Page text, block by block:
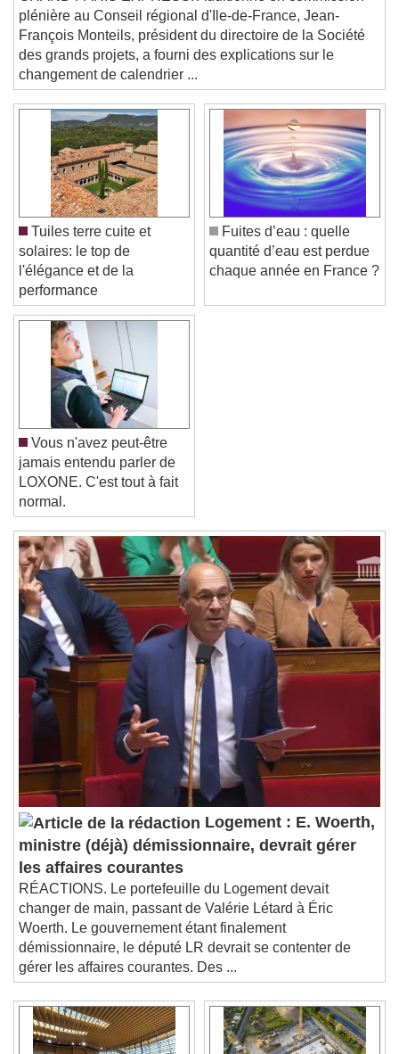
Text
Color Opacity
Text Background
Color
Caption Area Background
Color
Font Size
Text Edge Style
Font Family
Reset
Done
Close Modal Dialog
End of dialog window.
GRAND PARIS EXPRESS. Auditionné en commission
plénière au Conseil régional d'Ile-de-France, Jean-
François Monteils, président du directoire de la Société
des grands projets, a fourni des explications sur le
changement de calendrier ...
Tuiles terre cuite et
solaires: le top de
l'élégance et de la
performance
Fuites d’eau : quelle
quantité d’eau est perdue
Vous n'avez peut-être
jamais entendu parler de
LOXONE. C'est tout à fait
normal.
Logement : E. Woerth,
ministre (déjà) démissionnaire, devrait gérer
les affaires courantes
RÉACTIONS. Le portefeuille du Logement devait
changer de main, passant de Valérie Létard à Éric
Woerth. Le gouvernement étant finalement
démissionnaire, le député LR devrait se contenter de
gérer les affaires courantes. Des ...